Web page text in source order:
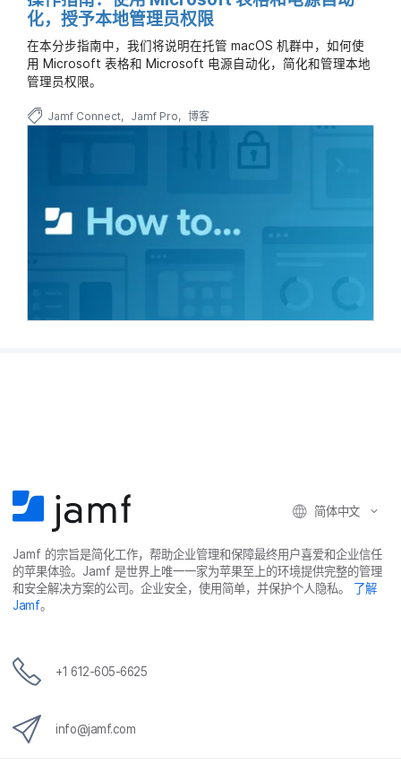
化，授予本地管理员权限
在本分步指南中，我们将说明在托管 macOS 机群中，如何使
用 Microsoft 表格和 Microsoft 电源自动化，简化和管理本地
管理员权限。
Jamf Connect Jamf Pro 博客
简体​中文
Jamf 的​宗旨​是​简化​工作，​帮助​企业​管理​和​保障​最​终​用​户​喜爱​和​企业​信任​
的​苹果​体验。 Jamf是​世界​上​唯​一​一​家​为​苹果​至​上​的​环境​提供​完整​的​管理​
和​安全​解决​方案​的​公司。​企业​安全，​使用​简单，​并​保护​个​人​隐私。
了解
Jamf。
+1 612-605-6625
info@jamf.com